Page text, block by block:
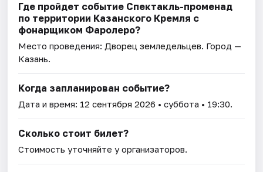
Где пройдет событие Спектакль-променад
по территории Казанского Кремля с
фонарщиком Фаролеро?
Место проведения: Дворец земледельцев. Город —
Казань.
Когда запланирован событие?
Дата и время: 12 сентября 2026 • суббота • 19:30.
Сколько стоит билет?
Стоимость уточняйте у организаторов.